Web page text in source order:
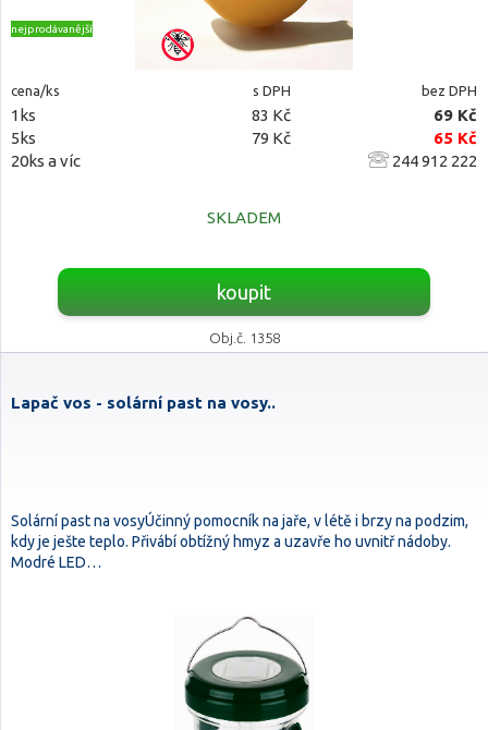
nejprodávanější
cena/ks s DPH bez DPH
1ks 83 Kč
69 Kč
5ks
79 Kč
65 Kč
20ks a víc
244 912 222
SKLADEM
koupit
Obj.č. 1358
Lapač vos - solární past na vosy..
Solární past na vosyÚčinný pomocník na jaře, v létě i brzy na podzim,
kdy je ješte teplo. Přivábí obtížný hmyz a uzavře ho uvnitř nádoby.
Modré LED…